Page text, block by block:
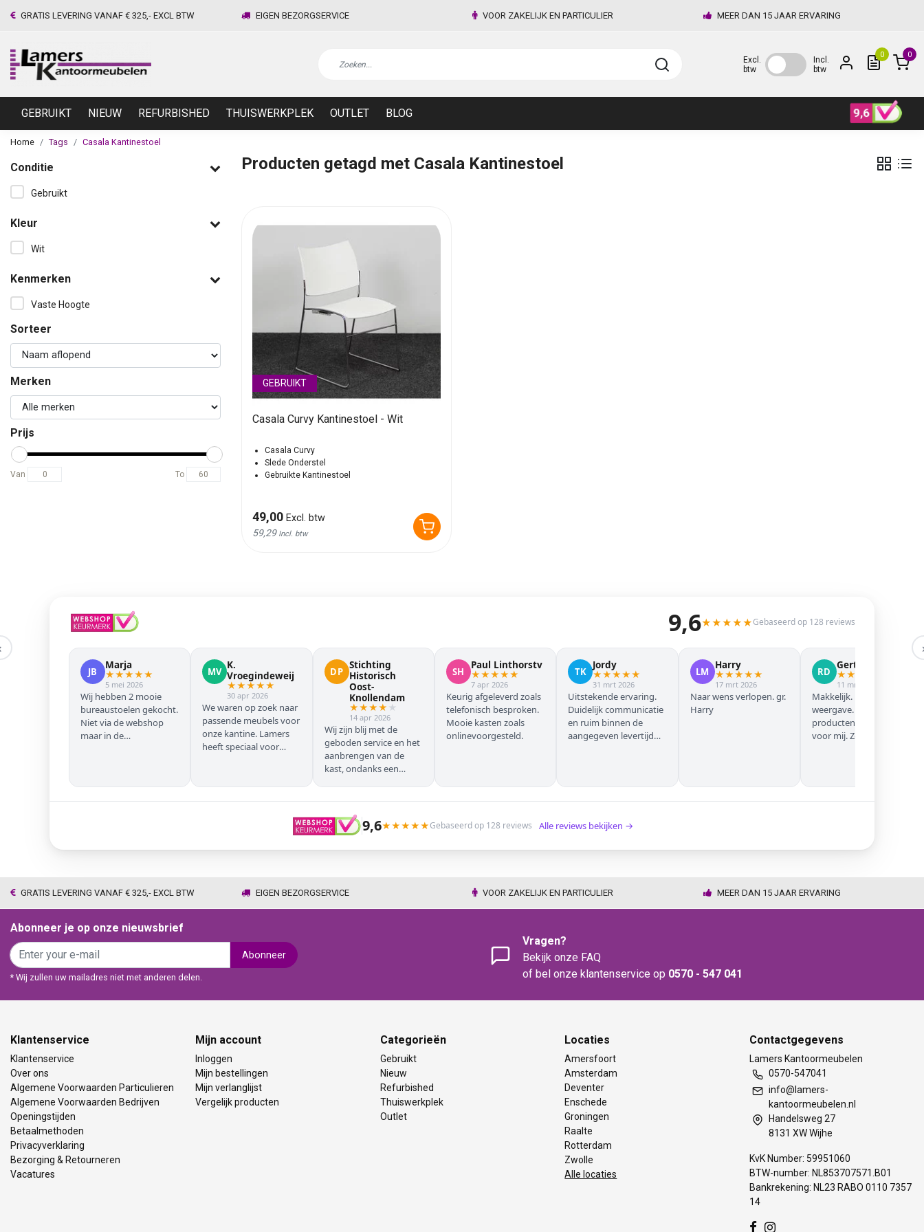
GRATIS LEVERING VANAF € 325,- EXCL BTW EIGEN BEZORGSERVICE VOOR ZAKELIJK EN PARTICULIER MEER DAN 15 JAAR ERVARING
Excl.
btw
Incl.
btw
0 0
GEBRUIKT NIEUW REFURBISHED THUISWERKPLEK OUTLET BLOG
Home Tags Casala Kantinestoel
Conditie
Gebruikt
Kleur
Wit
Kenmerken
Vaste Hoogte
Sorteer
Merken
Prijs
Van To
Producten getagd met Casala Kantinestoel
GEBRUIKT
Casala Curvy Kantinestoel - Wit
Casala Curvy
Slede Onderstel
Gebruikte Kantinestoel
49,00 Excl. btw
59,29 Incl. btw
9,6★★★★★Gebaseerd op 128 reviews
JB
Marja
★★★★★
5 mei 2026
Wij hebben 2 mooie
bureaustoelen gekocht.
Niet via de webshop
maar in de
MV
K.
Vroegindeweij
★★★★★
30 apr 2026
We waren op zoek naar
passende meubels voor
onze kantine. Lamers
heeft speciaal voor
zodat we geen beuken
met eiken door elkaar
DP
Stichting
Historisch
Oost-
Knollendam
★★★★ ★
14 apr 2026
Wij zijn blij met de
geboden service en het
aanbrengen van de
kast, ondanks een
wij dit vooraf gemeld),
maar dat ging zonder
problemen. Nogmaals
SH
Paul Linthorstv
★★★★★
7 apr 2026
Keurig afgeleverd zoals
telefonisch besproken.
Mooie kasten zoals
onlinevoorgesteld.
TK
Jordy
★★★★★
31 mrt 2026
Uitstekende ervaring.
Duidelijk communicatie
en ruim binnen de
aangegeven levertijd
LM
Harry
★★★★★
17 mrt 2026
Naar wens verlopen. gr.
Harry
RD
Gert Jan
★★
11 mrt 2026
Makkelijk. Mooie
weergave. Goede
producten. Eerste keer
voor mij. Zeker niet de
9,6★★★★★Gebaseerd op 128 reviews Alle reviews bekijken →
GRATIS LEVERING VANAF € 325,- EXCL BTW EIGEN BEZORGSERVICE VOOR ZAKELIJK EN PARTICULIER MEER DAN 15 JAAR ERVARING
Abonneer je op onze nieuwsbrief
Abonneer
* Wij zullen uw mailadres niet met anderen delen.
Vragen?
Bekijk onze FAQ
of bel onze klantenservice op 0570 - 547 041
Klantenservice
Klantenservice
Over ons
Algemene Voorwaarden Particulieren
Algemene Voorwaarden Bedrijven
Openingstijden
Betaalmethoden
Privacyverklaring
Bezorging & Retourneren
Vacatures
Mijn account
Inloggen
Mijn bestellingen
Mijn verlanglijst
Vergelijk producten
Categorieën
Gebruikt
Nieuw
Refurbished
Thuiswerkplek
Outlet
Locaties
Amersfoort
Amsterdam
Deventer
Enschede
Groningen
Raalte
Rotterdam
Zwolle
Alle locaties
Contactgegevens
Lamers Kantoormeubelen
0570-547041
info@lamers-
kantoormeubelen.nl
Handelsweg 27
8131 XW Wijhe
KvK Number: 59951060
BTW-number: NL853707571.B01
Bankrekening: NL23 RABO 0110 7357
14